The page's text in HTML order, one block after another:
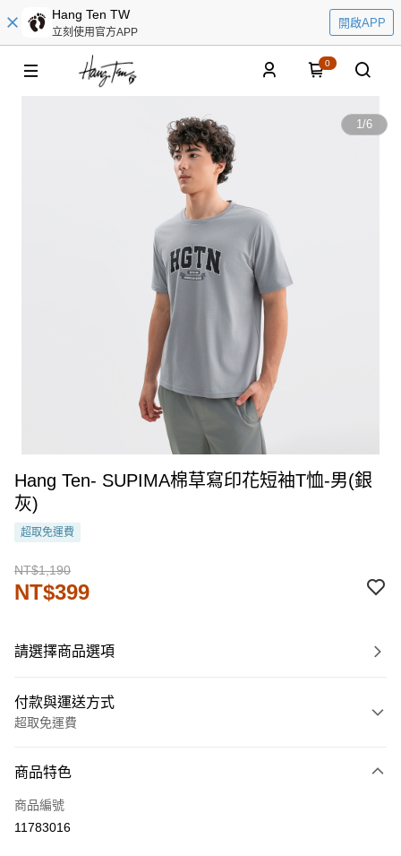
Hang Ten TW
立刻使用官方APP
開啟APP
0
1/6
Hang Ten- SUPIMA棉草寫印花短袖T恤-男(銀
灰)
超取免運費
NT$1,190
NT$399
請選擇商品選項
付款與運送方式
超取免運費
信用卡一次付款
LINE Pay
商品特色
商品編號
11783016